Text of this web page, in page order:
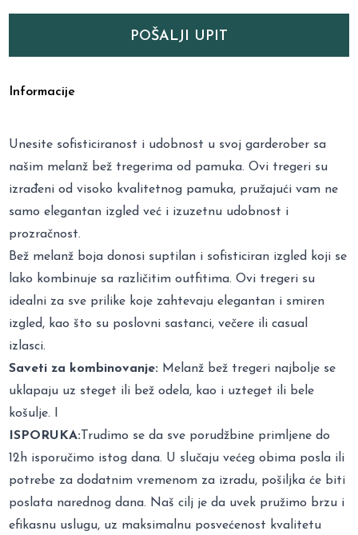
POŠALJI UPIT
Informacije
Unesite sofisticiranost i udobnost u svoj garderober sa
našim melanž bež tregerima od pamuka. Ovi tregeri su
izrađeni od visoko kvalitetnog pamuka, pružajući vam ne
samo elegantan izgled već i izuzetnu udobnost i
prozračnost.
Bež melanž boja donosi suptilan i sofisticiran izgled koji se
lako kombinuje sa različitim outfitima. Ovi tregeri su
idealni za sve prilike koje zahtevaju elegantan i smiren
izgled, kao što su poslovni sastanci, večere ili casual
izlasci.
Saveti za kombinovanje: Melanž bež tregeri najbolje se
uklapaju uz steget ili bež odela, kao i uzteget ili bele
košulje. I
ISPORUKA:Trudimo se da sve porudžbine primljene do
12h isporučimo istog dana. U slučaju većeg obima posla ili
potrebe za dodatnim vremenom za izradu, pošiljka će biti
poslata narednog dana. Naš cilj je da uvek pružimo brzu i
efikasnu uslugu, uz maksimalnu posvećenost kvalitetu